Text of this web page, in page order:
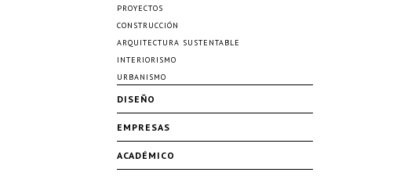
PROYECTOS
CONSTRUCCIÓN
ARQUITECTURA SUSTENTABLE
INTERIORISMO
URBANISMO
DISEÑO
EMPRESAS
ACADÉMICO